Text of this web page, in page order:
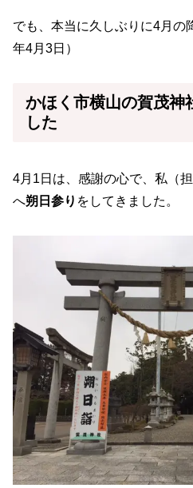
でも、本当に久しぶりに4月の
年4月3日）
かほく市横山の賀茂神
した
4月1日は、感謝の心で、私（
へ朔日参り をしてきました。